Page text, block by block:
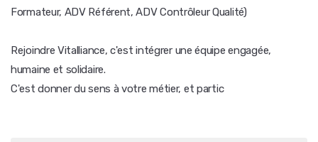
Formateur, ADV Référent, ADV Contrôleur Qualité)
Rejoindre Vitalliance, c'est intégrer une équipe engagée,
humaine et solidaire.
C'est donner du sens à votre métier, et partic